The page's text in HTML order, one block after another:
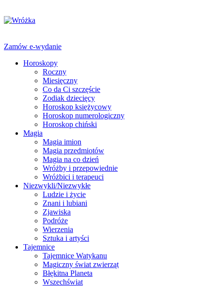
Zamów e-wydanie
Horoskopy
Roczny
Miesięczny
Co da Ci szczęście
Zodiak dziecięcy
Horoskop księżycowy
Horoskop numerologiczny
Horoskop chiński
Magia
Magia imion
Magia przedmiotów
Magia na co dzień
Wróżby i przepowiednie
Wróżbici i terapeuci
Niezwykli/Niezwykłe
Ludzie i życie
Znani i lubiani
Zjawiska
Podróże
Wierzenia
Sztuka i artyści
Tajemnice
Tajemnice Watykanu
Magiczny świat zwierząt
Błękitna Planeta
Wszechświat